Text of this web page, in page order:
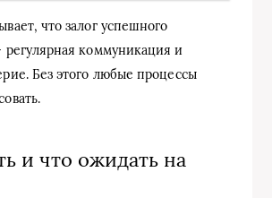
что залог успешного
регулярная коммуникация и
Без этого любые процессы
и что ожидать на